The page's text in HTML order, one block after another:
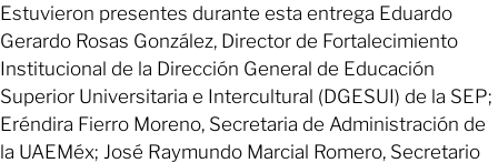
Estuvieron presentes durante esta entrega Eduardo
Gerardo Rosas González, Director de Fortalecimiento
Institucional de la Dirección General de Educación
Superior Universitaria e Intercultural (DGESUI) de la SEP;
Eréndira Fierro Moreno, Secretaria de Administración de
la UAEMéx; José Raymundo Marcial Romero, Secretario